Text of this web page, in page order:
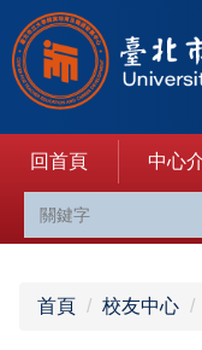
跳
到
主
要
內
區
回首頁 中心
首頁 校友中心